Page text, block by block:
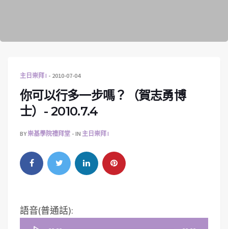
主日崇拜 I 2010-07-04
你可以行多一步嗎？（賀志勇博
士）- 2010.7.4
BY崇基學院禮拜堂 IN 主日崇拜 I
語音(普通話):